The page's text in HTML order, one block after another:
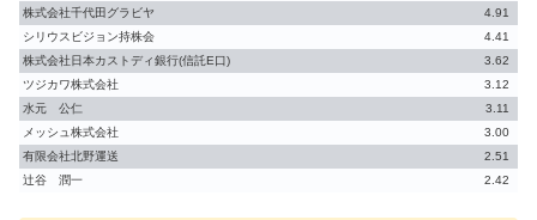
株式会社千代田グラビヤ
4.91
シリウスビジョン持株会
4.41
株式会社日本カストディ銀行(信託E口)
3.62
ツジカワ株式会社
3.12
水元 公仁
3.11
メッシュ株式会社
3.00
有限会社北野運送
2.51
辻谷 潤一
2.42